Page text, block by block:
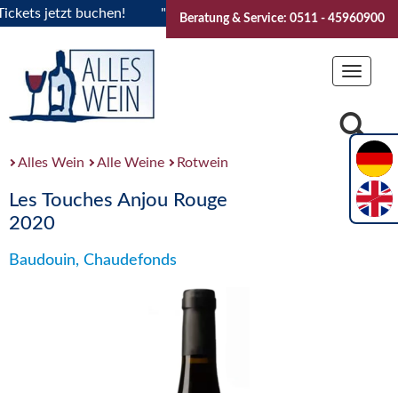
jetzt buchen! "Das Sommerfest 2026" Vive la
Beratung & Service: 0511 - 45960900
Toggle
Alles Wein Alle Weine Rotwein
Les Touches Anjou Rouge
2020
Baudouin, Chaudefonds